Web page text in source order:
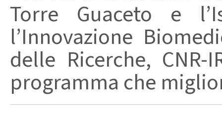
Torre Guaceto e
l’Innovazione
delle Ricerche,
programma che